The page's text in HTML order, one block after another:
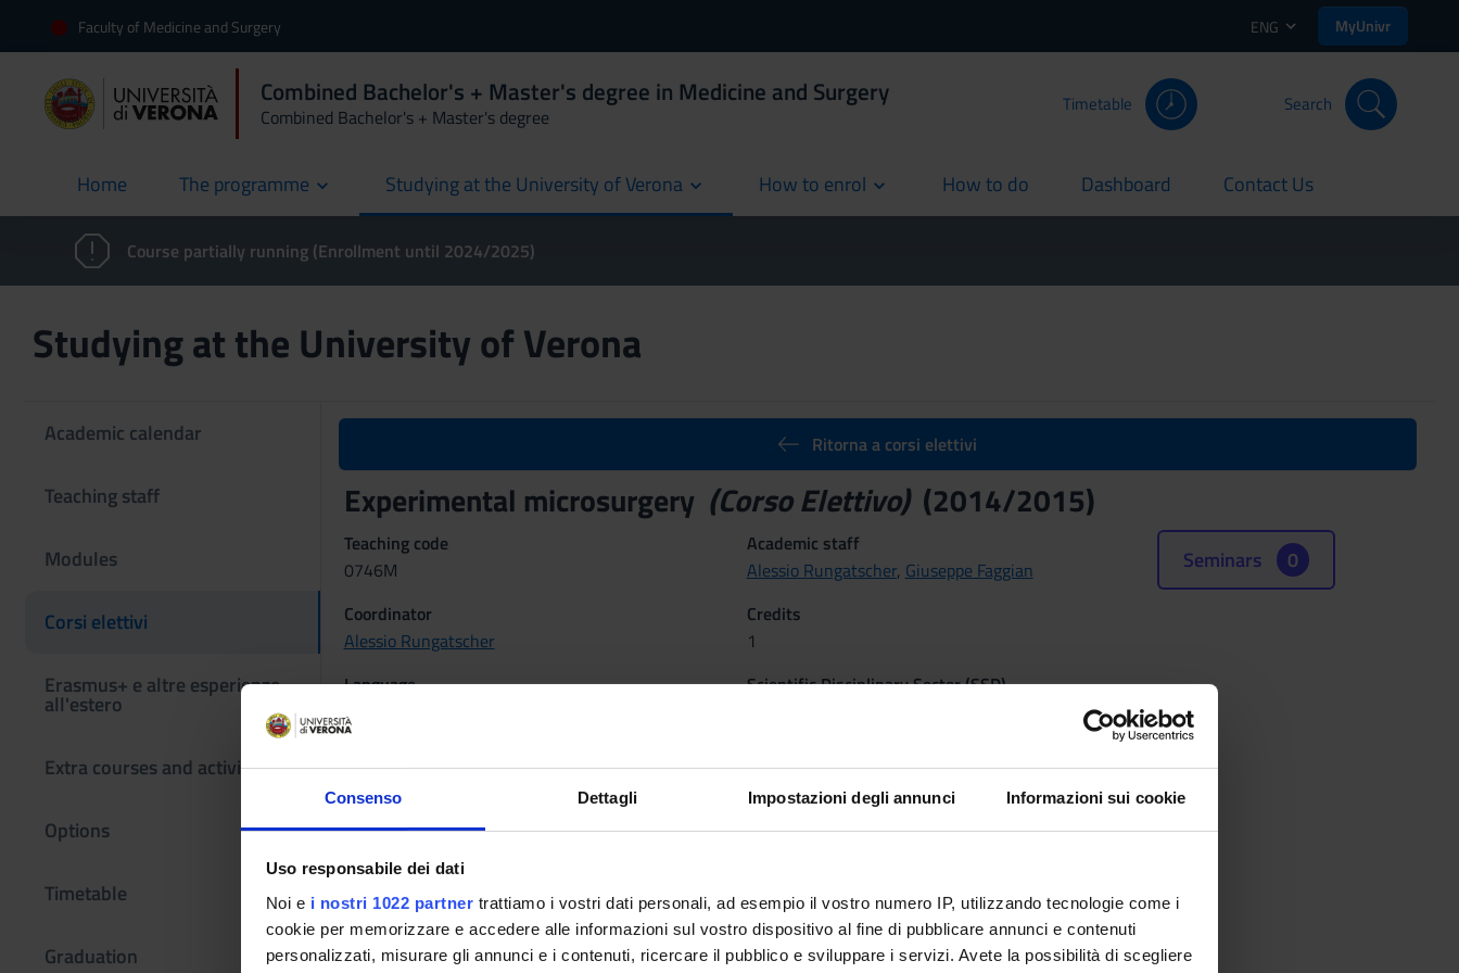
Consenso Dettagli Impostazioni degli annunci Informazioni sui cookie
Uso responsabile dei dati
Noi e i nostri 1022 partner trattiamo i vostri dati personali, ad esempio il vostro numero IP, utilizzando tecnologie come i
cookie per memorizzare e accedere alle informazioni sul vostro dispositivo al fine di pubblicare annunci e contenuti
personalizzati, misurare gli annunci e i contenuti, ricercare il pubblico e sviluppare i servizi. Avete la possibilità di scegliere
Faculty of Medicine and Surgery ENG MyUnivr
Combined Bachelor's + Master's degree in Medicine and Surgery
Combined Bachelor's + Master's degree
Timetable Search
Home
current The programme Studying at the University of Verona How to enrol How to do
current Dashboard
current Contact Us
current
Course partially running (Enrollment until 2024/2025)
Studying at the University of Verona
Academic calendar
Teaching staff
Modules
Corsi elettivi
Erasmus+ e altre esperienze
all'estero
Extra courses and activities
Options
Timetable
Graduation
Ritorna a corsi elettivi
Experimental microsurgery (Corso Elettivo)(2014/2015)
Teaching code
0746M
Academic staff
Alessio Rungatscher, Giuseppe Faggian
Coordinator
Alessio Rungatscher
Credits
1
Language
Italian
Scientific Disciplinary Sector (SSD)
Location
Seminars 0
Examination Methods
IDONEITA' BASATA SULLA FREQUENZA